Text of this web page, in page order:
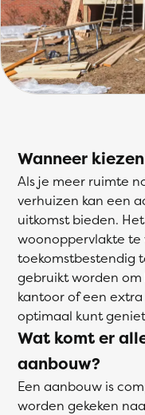
Wanneer
Als je meer ruimte
verhuizen kan een
uitkomst bieden.
woonoppervlakte
toekomstbestendig
gebruikt worden
kantoor of een
optimaal kunt
Wat komt er
aanbouw?
Een aanbouw is
worden gekeken